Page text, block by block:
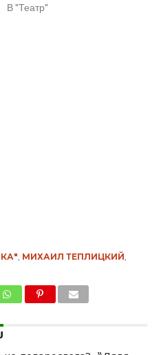
В "Театр"
МИХАИЛ ТЕПЛИЦКИЙ